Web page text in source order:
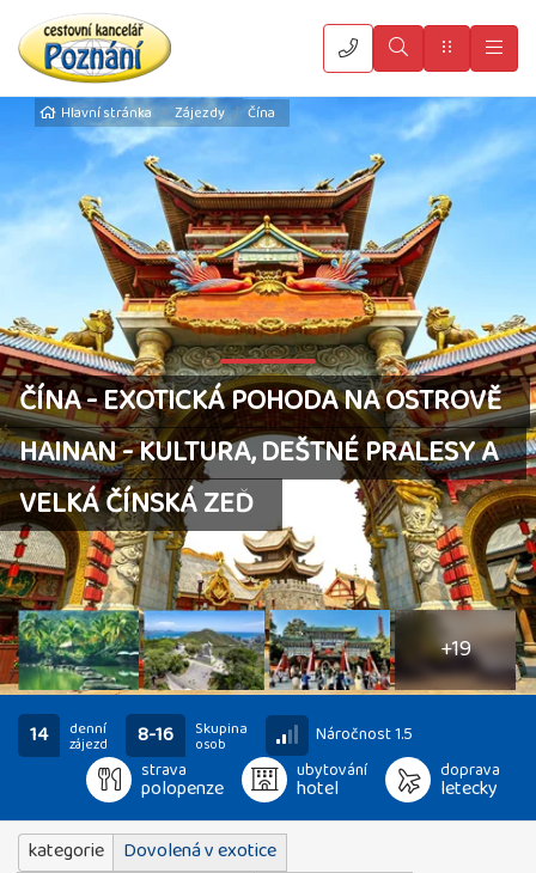
VyhledatMenu
Hlavní stránka Zájezdy Čína
ČÍNA - EXOTICKÁ POHODA NA OSTROVĚ
HAINAN - KULTURA, DEŠTNÉ PRALESY A
VELKÁ ČÍNSKÁ ZEĎ
24
fotografií
+19
14 denní
zájezd 8-16 Skupina
osob
Náročnost 1.5
strava
polopenze
ubytování
hotel
doprava
letecky
kategorie
Dovolená v exotice